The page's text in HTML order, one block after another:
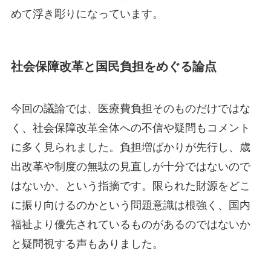
めて浮き彫りになっています。
社会保障改革と国民負担をめぐる論点
今回の議論では、医療費負担そのものだけではな
く、社会保障改革全体への不信や疑問もコメント
に多く見られました。負担増ばかりが先行し、歳
出改革や制度の無駄の見直しが十分ではないので
はないか、という指摘です。限られた財源をどこ
に振り向けるのかという問題意識は根強く、国内
福祉より優先されているものがあるのではないか
と疑問視する声もありました。